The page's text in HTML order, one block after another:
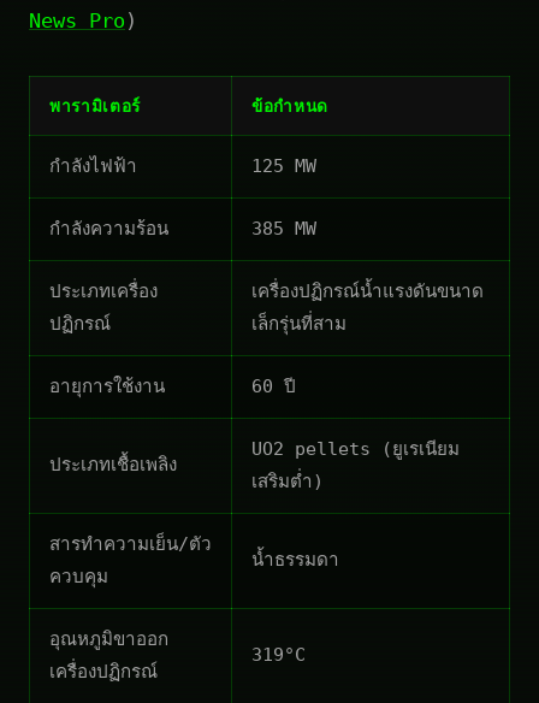
News Pro )
พารามิเตอร์ ข้อกำหนด
กำลังไฟฟ้า 125 MW
กำลังความร้อน 385 MW
ประเภทเครื่อง
ปฏิกรณ์
เครื่องปฏิกรณ์น้ำแรงดันขนาด
เล็กรุ่นที่สาม
อายุการใช้งาน 60 ปี
ประเภทเชื้อเพลิง
UO2 pellets (ยูเรเนียม
เสริมต่ำ)
สารทำความเย็น/ตัว
ควบคุม
น้ำธรรมดา
อุณหภูมิขาออก
เครื่องปฏิกรณ์
319°C